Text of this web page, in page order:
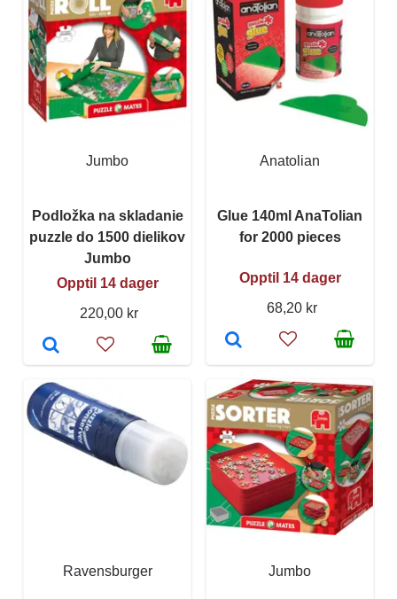
Jumbo
Podložka na skladanie
puzzle do 1500 dielikov
Jumbo
Opptil 14 dager
220,00 kr
Anatolian
Glue 140ml AnaTolian
for 2000 pieces
Opptil 14 dager
68,20 kr
Ravensburger Jumbo